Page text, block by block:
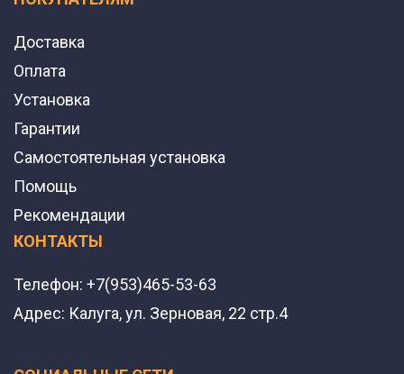
Доставка
Оплата
Установка
Гарантии
Самостоятельная установка
Помощь
Рекомендации
КОНТАКТЫ
Телефон: +7(953)465-53-63
Адрес: Калуга, ул. Зерновая, 22 стр.4